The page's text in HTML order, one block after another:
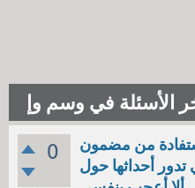
الأسئلة في وسم وإ
0
من مضمون
تدور أحداثها حول